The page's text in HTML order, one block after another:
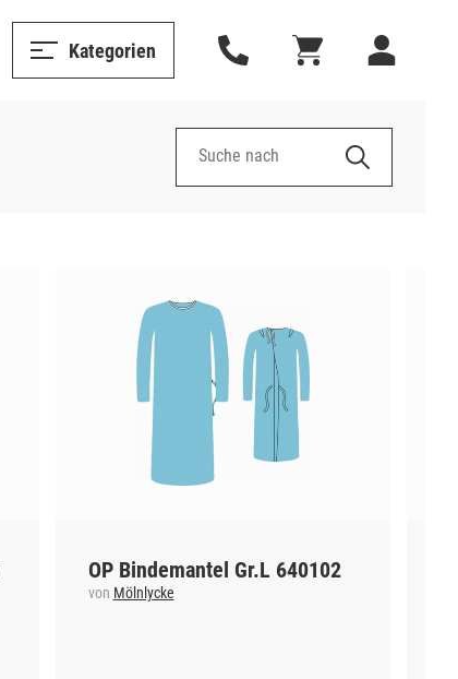
Kategorien
OP Bindemantel Gr.L 640102
von Mölnlycke